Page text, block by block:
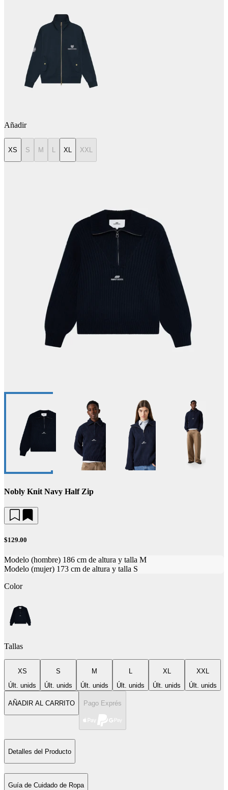
Añadir
XS S M XL XXL
Nobly Knit Navy Half Zip
$129.00
Modelo (hombre) 186 cm de altura y talla M
Modelo (mujer) 173 cm de altura y talla S
Color
Tallas
XS
Últ. unids
S
Últ. unids
M
Últ. unids
L
Últ. unids
XL
Últ. unids
XXL
Últ. unids
AÑADIR AL CARRITO Pago Exprés
Detalles del Producto
Guía de Cuidado de Ropa